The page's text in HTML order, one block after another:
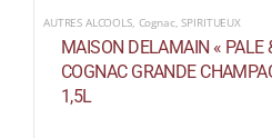
AUTRES ALCOOLS, Cognac ,SPIRITUEUX
MAISON DELAMAIN « PALE
COGNAC GRANDE
1,5L